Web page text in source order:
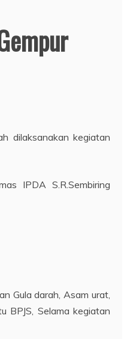
dilaksanakan kegiatan
IPDA S.R.Sembiring
Gula darah, Asam urat,
BPJS, Selama kegiatan